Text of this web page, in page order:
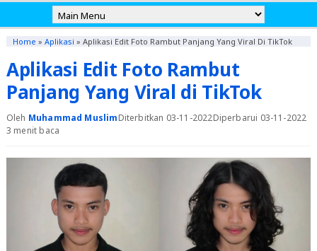
Home » Aplikasi » Aplikasi Edit Foto Rambut Panjang Yang Viral Di TikTok
Aplikasi Edit Foto Rambut
Panjang Yang Viral di TikTok
Oleh Muhammad MuslimDiterbitkan 03-11-2022Diperbarui 03-11-2022
3 menit baca